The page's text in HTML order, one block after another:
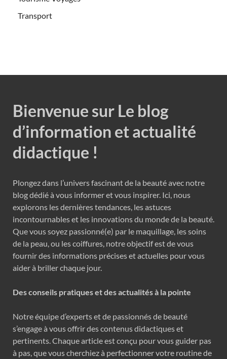
Transport
Bienvenue sur Le blog
d’information et actualité
didactique !
Plongez dans l’univers fascinant de la beauté avec notre
blog dédié à vous informer et vous inspirer. Ici, nous
explorons les dernières tendances, les astuces
incontournables et les innovations du monde de la beauté.
Que vous soyez passionné(e) par le maquillage, les soins
de la peau, ou les coiffures, notre objectif est de vous
fournir des informations précises et actuelles pour vous
aider à briller chaque jour.
Des conseils pratiques et des actualités à la pointe
Notre équipe d’experts et de passionnés de beauté
s’engage à vous offrir des contenus didactiques et
pertinents. Chaque article est conçu pour vous guider pas
à pas, que vous cherchiez à perfectionner votre routine de